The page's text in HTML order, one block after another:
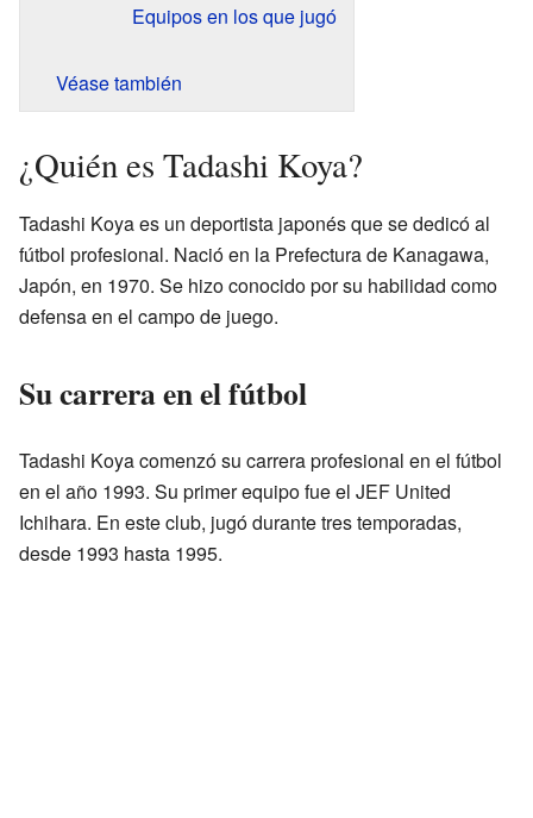
Equipos en los que jugó
Véase también
¿Quién es Tadashi Koya?
Tadashi Koya es un deportista japonés que se dedicó al
fútbol profesional. Nació en la Prefectura de Kanagawa,
Japón, en 1970. Se hizo conocido por su habilidad como
defensa en el campo de juego.
Su carrera en el fútbol
Tadashi Koya comenzó su carrera profesional en el fútbol
en el año 1993. Su primer equipo fue el JEF United
Ichihara. En este club, jugó durante tres temporadas,
desde 1993 hasta 1995.